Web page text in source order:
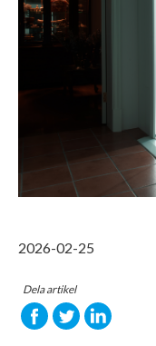
2026-02-25
Dela artikel